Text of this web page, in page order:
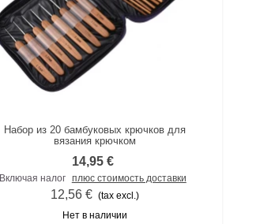
К сравнению
Набор из 20 бамбуковых крючков для
вязания крючком
14,95 €
Включая налог плюс стоимость доставки
12,56 € (tax excl.)
Нет в наличии